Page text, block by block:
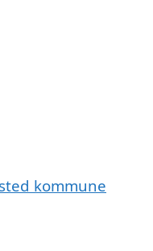
kommune